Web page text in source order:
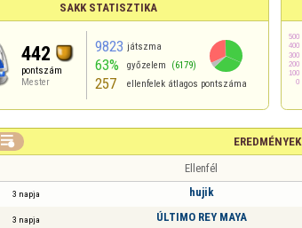
SAKK STATISZTIKA
442
pontszám
Mester
9823 játszma
63% győzelem (6179)
257 ellenfelek átlagos pontszáma
EREDMÉNYEK

Ellenfél
3 napja hujik
3 napja ÚLTIMO REY MAYA